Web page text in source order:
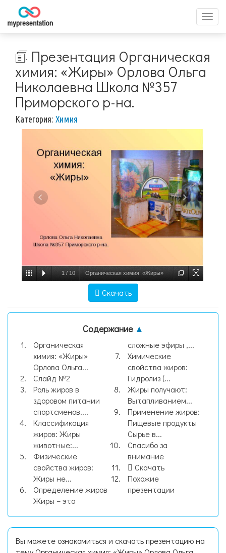
меню
🗊 Презентация Органическая
химия: «Жиры» Орлова Ольга
Николаевна Школа №357
Приморского р-на.
Категория: Химия
1 / 10 Органическая химия: «Жиры»
Приморского р-на., слайд №1
Скачать
Содержание ▲
Органическая
химия: «Жиры»
Орлова Ольга...
Слайд №2
Роль жиров в
здоровом питании
спортсменов....
Классификация
жиров: Жиры
животные:...
Физические
свойства жиров:
Жиры не...
Определение жиров
Жиры – это
сложные эфиры ,...
Химические
свойства жиров:
Гидролиз (...
Жиры получают:
Вытапливанием...
Применение жиров:
Пищевые продукты
Сырье в...
Спасибо за
внимание
Скачать
Похожие
презентации
Вы можете ознакомиться и скачать презентацию на